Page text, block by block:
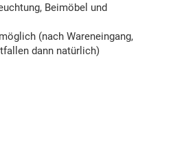
Beimöbel und
(nach Wareneingang,
dann natürlich)